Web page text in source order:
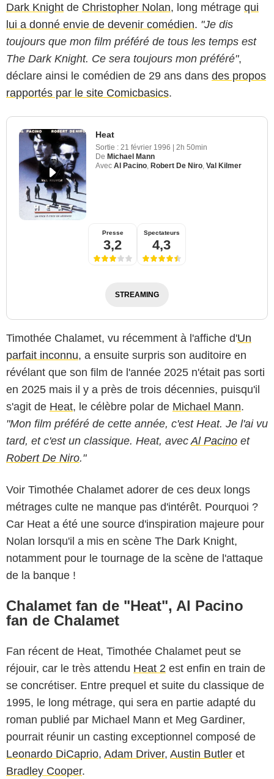
Dark Knight de Christopher Nolan, long métrage qui
lui a donné envie de devenir comédien. "Je dis
toujours que mon film préféré de tous les temps est
The Dark Knight. Ce sera toujours mon préféré",
déclare ainsi le comédien de 29 ans dans des propos
rapportés par le site Comicbasics.
Heat
Sortie : 21 février 1996 | 2h 50min
De Michael Mann
Avec Al Pacino Robert De Niro Val Kilmer
Presse
3,2
Spectateurs
4,3
STREAMING
Timothée Chalamet, vu récemment à l'affiche d'Un
parfait inconnu, a ensuite surpris son auditoire en
révélant que son film de l'année 2025 n'était pas sorti
en 2025 mais il y a près de trois décennies, puisqu'il
s'agit de Heat, le célèbre polar de Michael Mann.
"Mon film préféré de cette année, c'est Heat. Je l'ai vu
tard, et c'est un classique. Heat, avec Al Pacino et
Robert De Niro."
Voir Timothée Chalamet adorer de ces deux longs
métrages culte ne manque pas d'intérêt. Pourquoi ?
Car Heat a été une source d'inspiration majeure pour
Nolan lorsqu'il a mis en scène The Dark Knight,
notamment pour le tournage de la scène de l'attaque
de la banque !
Chalamet fan de "Heat", Al Pacino
fan de Chalamet
Fan récent de Heat, Timothée Chalamet peut se
réjouir, car le très attendu Heat 2 est enfin en train de
se concrétiser. Entre prequel et suite du classique de
1995, le long métrage, qui sera en partie adapté du
roman publié par Michael Mann et Meg Gardiner,
pourrait réunir un casting exceptionnel composé de
Leonardo DiCaprio, Adam Driver, Austin Butler et
Bradley Cooper.